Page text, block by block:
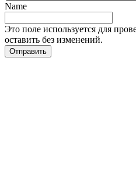
Name
Это поле используется для
оставить без изменений.